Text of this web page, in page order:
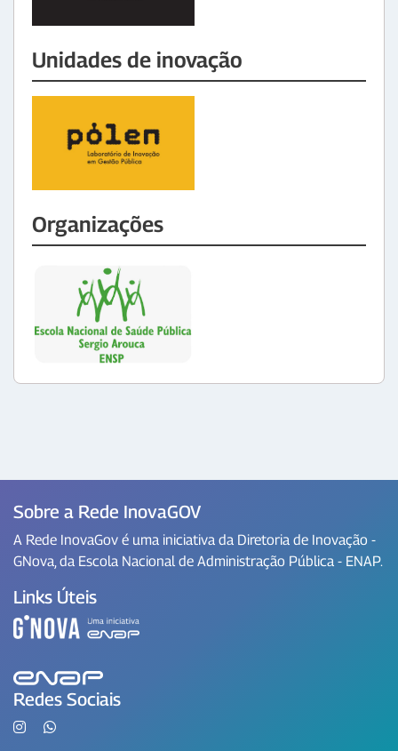
Unidades de inovação
Organizações
Sobre a Rede InovaGOV
A Rede InovaGov é uma iniciativa da Diretoria de Inovação -
GNova, da Escola Nacional de Administração Pública - ENAP.
Links Úteis
Redes Sociais